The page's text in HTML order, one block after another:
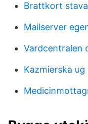
Brattkort
Mailserver
Vardcentralen
Kazmierska ug